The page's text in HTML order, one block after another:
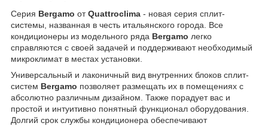
Серия Bergamo отQuattroclima - новая серия сплит-
системы, названная в честь итальянского города. Все
кондиционеры из модельного ряда Bergamo легко
справляются с своей задачей и поддерживают необходимый
микроклимат в местах установки.
Универсальный и лаконичный вид внутренних блоков сплит-
систем Bergamo позволяет размещать их в помещениях с
абсолютно различным дизайном. Также порадует вас и
простой и интуитивно понятный функционал оборудования.
Долгий срок службы кондиционера обеспечивают